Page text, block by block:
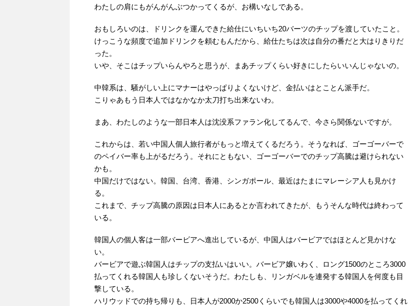
わたしの肩にもがんがんぶつかってくるが、お構いなしである。
おもしろいのは、ドリンクを運んできた給仕にいちいち20バーツのチップを渡していたこと。
けっこうな頻度で追加ドリンクを頼むもんだから、給仕たちは次は自分の番だと大はりきりだ
った。
いや、そこはチップいらんやろと思うが、まあチップくらい好きにしたらいいんじゃないの。
中韓系は、騒がしい上にマナーはやっぱりよくないけど、金払いはとことん派手だ。
こりゃあもう日本人ではなかなか太刀打ち出来ないわ。
まあ、わたしのような一部日本人は沈没系ファラン化してるんで、今さら関係ないですが。
これからは、若い中国人個人旅行者がもっと増えてくるだろう。そうなれば、ゴーゴーバーで
のペイバー率も上がるだろう。それにともない、ゴーゴーバーでのチップ高騰は避けられない
かも。
中国だけではない。韓国、台湾、香港、シンガポール、最近はたまにマレーシア人も見かけ
る。
これまで、チップ高騰の原因は日本人にあるとか言われてきたが、もうそんな時代は終わって
いる。
韓国人の個人客は一部バービアへ進出しているが、中国人はバービアではほとんど見かけな
い。
バービアで遊ぶ韓国人はチップの支払いはいい。バービア嬢いわく、ロング1500のところ3000
払ってくれる韓国人も珍しくないそうだ。わたしも、リンガベルを連発する韓国人を何度も目
撃している。
ハリウッドでの持ち帰りも、日本人が2000か2500くらいでも韓国人は3000や4000を払ってくれ